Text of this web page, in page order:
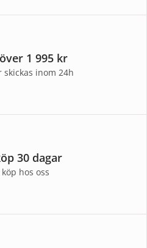
1 995 kr
skickas inom 24h
30 dagar
hos oss